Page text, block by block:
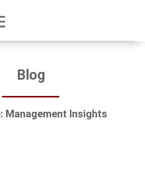
Blog
Management Insights